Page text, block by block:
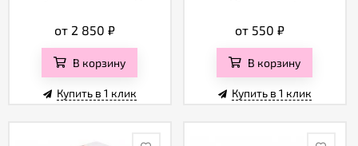
от 2 850₽
В корзину
Купить в 1 клик
от 550₽
В корзину
Купить в 1 клик